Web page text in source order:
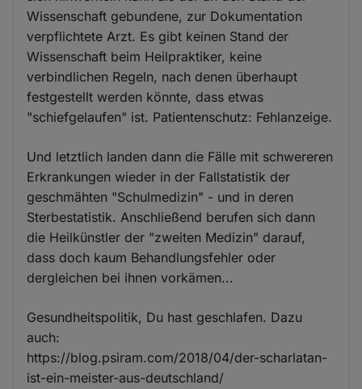
Wissenschaft gebundene, zur Dokumentation
verpflichtete Arzt. Es gibt keinen Stand der
Wissenschaft beim Heilpraktiker, keine
verbindlichen Regeln, nach denen überhaupt
festgestellt werden könnte, dass etwas
"schiefgelaufen" ist. Patientenschutz: Fehlanzeige.
Und letztlich landen dann die Fälle mit schwereren
Erkrankungen wieder in der Fallstatistik der
geschmähten "Schulmedizin" - und in deren
Sterbestatistik. Anschließend berufen sich dann
die Heilkünstler der "zweiten Medizin" darauf,
dass doch kaum Behandlungsfehler oder
dergleichen bei ihnen vorkämen...
Gesundheitspolitik, Du hast geschlafen. Dazu
auch:
https://blog.psiram.com/2018/04/der-scharlatan-
ist-ein-meister-aus-deutschland/